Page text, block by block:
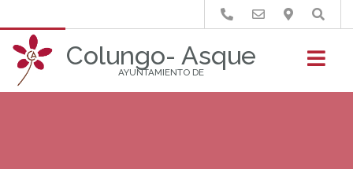
Colungo- Asque
AYUNTAMIENTO DE
Buscar